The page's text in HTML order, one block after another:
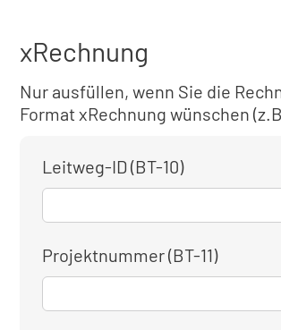
xRechnung
Nur ausfüllen, wenn Sie die
Format xRechnung wünschen
Leitweg-ID (BT-10)
Projektnummer (BT-11)